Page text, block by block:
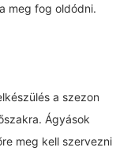
meg fog oldódni.
a szezon
Ágyások
meg kell szervezni